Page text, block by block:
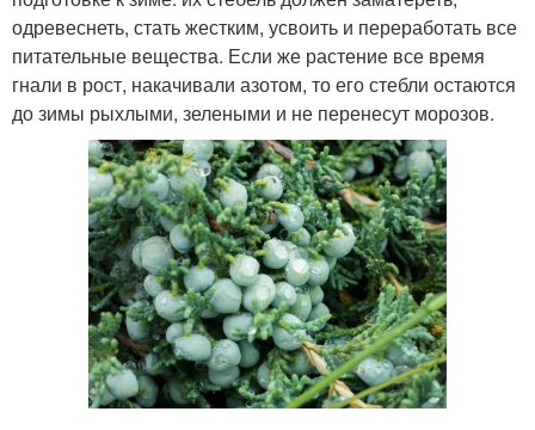
одревеснеть, стать жестким, усвоить и переработать все
питательные вещества. Если же растение все время
гнали в рост, накачивали азотом, то его стебли остаются
до зимы рыхлыми, зелеными и не перенесут морозов.